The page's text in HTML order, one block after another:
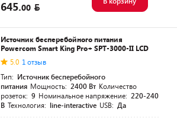
645.00
Источник бесперебойного питания
Powercom Smart King Pro+ SPT-3000-II LCD
5.0 1 отзыв
Тип: Источник бесперебойного
питания Мощность: 2400 Вт Количество
розеток: 9 Номинальное напряжение: 220-240
В Технология: line-interactive USB: Да